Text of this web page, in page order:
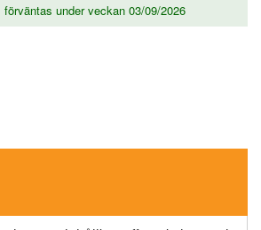
förväntas under veckan 03/09/2026